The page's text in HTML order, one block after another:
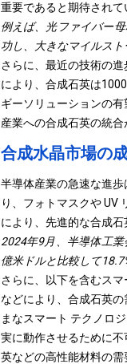
重要であると期待されて
例えば、光ファイバー
功し、大きなマイルス
さらに、最近の技術の
により、合成石英は
ギーソリューションの
産業への合成石英の統合
合成水晶市場の
半導体産業の急速な進
り、フォトマスクや UV
により、先進的な合成石
2024年9月、半導体工
億米ドルと比較して
さらに、以下を含むスマ
などにより、合成石英
まなスマート テクノロ
実に動作させるために
英などの高性能材料の需